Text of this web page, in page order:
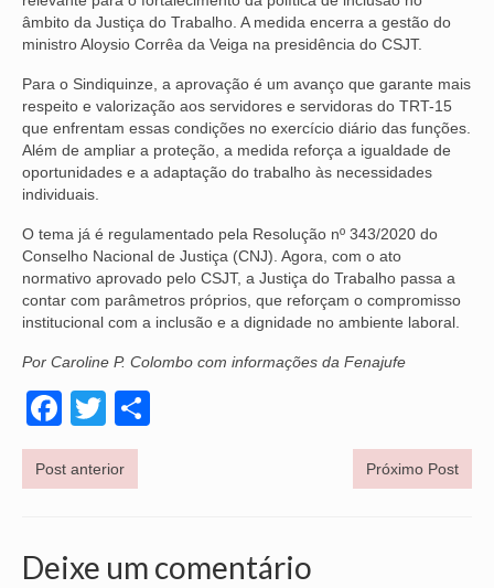
RIBEIRÃO PRETO
SÃO JOSÉ DOS CAMPOS
SÃO JOSÉ DO RIO PRETO
SOROCABA
BOLETIM
VÍDEOS
SINDICALIZE-SE
NÚCLEOS
AGENTES DE POLÍCIA JUDICIAL
âmbito da Justiça do Trabalho. A medida encerra a gestão do
ministro Aloysio Corrêa da Veiga na presidência do CSJT.
Para o Sindiquinze, a aprovação é um avanço que garante mais
respeito e valorização aos servidores e servidoras do TRT-15
que enfrentam essas condições no exercício diário das funções.
Além de ampliar a proteção, a medida reforça a igualdade de
oportunidades e a adaptação do trabalho às necessidades
individuais.
O tema já é regulamentado pela Resolução nº 343/2020 do
Conselho Nacional de Justiça (CNJ). Agora, com o ato
normativo aprovado pelo CSJT, a Justiça do Trabalho passa a
contar com parâmetros próprios, que reforçam o compromisso
institucional com a inclusão e a dignidade no ambiente laboral.
Por Caroline P. Colombo com informações da Fenajufe
Facebook
Twitter
Post anterior Próximo Post
Deixe um comentário